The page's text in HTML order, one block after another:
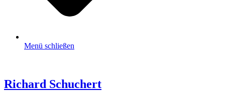
Menü schließen
Richard Schuchert